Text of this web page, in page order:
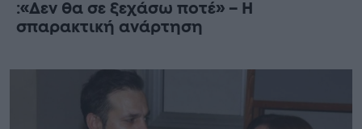
:«Δεν θα σε ξεχάσω ποτέ» – Η
σπαρακτική ανάρτηση